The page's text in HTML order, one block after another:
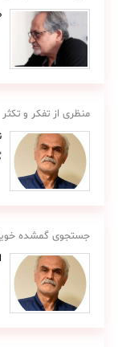
منظری از تفکر و تکثر
جستجوی گمشده